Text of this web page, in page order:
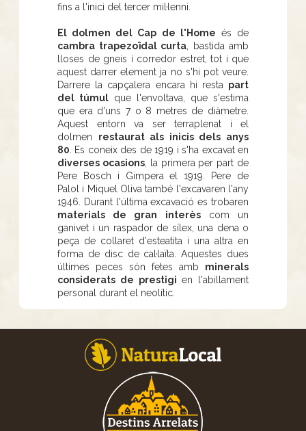
fins a l'inici del tercer mil·lenni.
El dolmen del Cap de l'Home és de
cambra trapezoïdal curta , bastida amb
lloses de gneis i corredor estret, tot i que
aquest darrer element ja no s'hi pot veure.
Darrere la capçalera encara hi resta part
del túmul que l'envoltava, que s'estima
que era d'uns 7 o 8 metres de diàmetre.
Aquest entorn va ser terraplenat i el
dolmen restaurat als inicis dels anys
80 . Es coneix des de 1919 i s'ha excavat en
diverses ocasions, la primera per part de
Pere Bosch i Gimpera el 1919. Pere de
Palol i Miquel Oliva també l'excavaren l'any
1946. Durant l'última excavació es trobaren
materials de gran interèscom un
ganivet i un raspador de sílex, una dena o
peça de collaret d'esteatita i una altra en
forma de disc de cal·laïta. Aquestes dues
últimes peces són fetes amb minerals
considerats de prestigi en l'abillament
personal durant el neolític.